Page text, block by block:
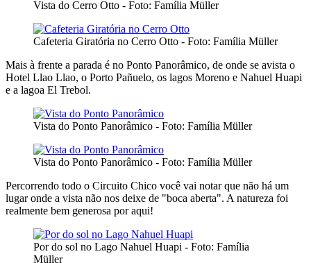
Vista do Cerro Otto - Foto: Família Müller
Cafeteria Giratória no Cerro Otto - Foto: Família Müller
Mais à frente a parada é no Ponto Panorâmico, de onde se avista o
Hotel Llao Llao, o Porto Pañuelo, os lagos Moreno e Nahuel Huapi
e a lagoa El Trebol.
Vista do Ponto Panorâmico - Foto: Família Müller
Vista do Ponto Panorâmico - Foto: Família Müller
Percorrendo todo o Circuito Chico você vai notar que não há um
lugar onde a vista não nos deixe de "boca aberta". A natureza foi
realmente bem generosa por aqui!
Por do sol no Lago Nahuel Huapi - Foto: Família
Müller